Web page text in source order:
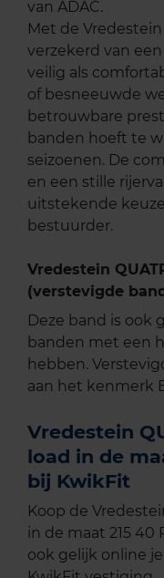
van ADAC.
Met de Vredestein
verzekerd van
veilig als
of besneeuwde
betrouwbare
banden hoeft te
seizoenen. De
en een stille
uitstekende
bestuurder.
Vredestein
(verstevigde
Deze band is ook
banden met een
hebben.
aan het kenmerk
Vredestein
load in de
bij KwikFit
Koop de
in de maat 215 40
ook gelijk online